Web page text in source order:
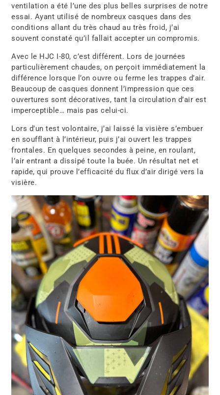
ventilation a été l’une des plus belles surprises de notre
essai. Ayant utilisé de nombreux casques dans des
conditions allant du très chaud au très froid, j’ai
souvent constaté qu’il fallait accepter un compromis.
Avec le HJC I-80, c’est différent. Lors de journées
particulièrement chaudes, on perçoit immédiatement la
différence lorsque l’on ouvre ou ferme les trappes d’air.
Beaucoup de casques donnent l’impression que ces
ouvertures sont décoratives, tant la circulation d’air est
imperceptible… mais pas celui-ci.
Lors d’un test volontaire, j’ai laissé la visière s’embuer
en soufflant à l’intérieur, puis j’ai ouvert les trappes
frontales. En quelques secondes à peine, en roulant,
l’air entrant a dissipé toute la buée. Un résultat net et
rapide, qui prouve l’efficacité du flux d’air dirigé vers la
visière.